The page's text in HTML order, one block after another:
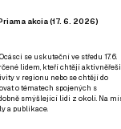
akcia (17. 6. 2026)
se uskuteční ve středu 17. 6.
lidem, kteří chtějí
v regionu nebo se chtějí do
o tématech spojených s
smýšlející lidi z okolí. Na
a publikace.